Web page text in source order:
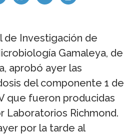
de Investigación de
Gamaleya, de
aprobó ayer las
del componente 1 de
que fueron producidas
Laboratorios Richmond.
por la tarde al